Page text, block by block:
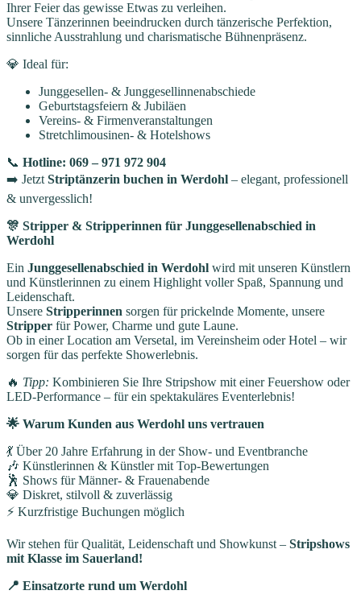
Ihrer Feier das gewisse Etwas zu verleihen.
Unsere Tänzerinnen beeindrucken durch tänzerische Perfektion,
sinnliche Ausstrahlung und charismatische Bühnenpräsenz.
💎 Ideal für:
Junggesellen- & Junggesellinnenabschiede
Geburtstagsfeiern & Jubiläen
Vereins- & Firmenveranstaltungen
Stretchlimousinen- & Hotelshows
📞 Hotline: 069 – 971 972 904
➡️ Jetzt Striptänzerin buchen in Werdohl – elegant, professionell
& unvergesslich!
🎊 Stripper & Stripperinnen für Junggesellenabschied in
Werdohl
Ein Junggesellenabschied in Werdohl wird mit unseren Künstlern
und Künstlerinnen zu einem Highlight voller Spaß, Spannung und
Leidenschaft.
Unsere Stripperinnen sorgen für prickelnde Momente, unsere
Stripper für Power, Charme und gute Laune.
Ob in einer Location am Versetal, im Vereinsheim oder Hotel – wir
sorgen für das perfekte Showerlebnis.
🔥 Tipp: Kombinieren Sie Ihre Stripshow mit einer Feuershow oder
LED-Performance – für ein spektakuläres Eventerlebnis!
🌟 Warum Kunden aus Werdohl uns vertrauen
💃 Über 20 Jahre Erfahrung in der Show- und Eventbranche
🎶 Künstlerinnen & Künstler mit Top-Bewertungen
🕺 Shows für Männer- & Frauenabende
💎 Diskret, stilvoll & zuverlässig
⚡ Kurzfristige Buchungen möglich
Wir stehen für Qualität, Leidenschaft und Showkunst – Stripshows
mit Klasse im Sauerland!
📍 Einsatzorte rund um Werdohl